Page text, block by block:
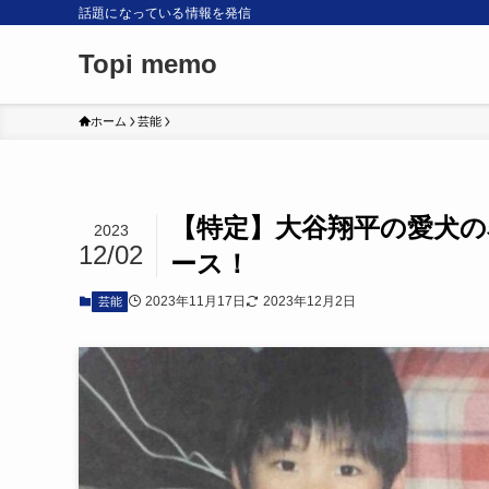
話題になっている情報を発信
Topi memo
ホーム 芸能
【特定】大谷翔平の愛犬
ース！
2023
12/02
芸能 2023年11月17日 2023年12月2日